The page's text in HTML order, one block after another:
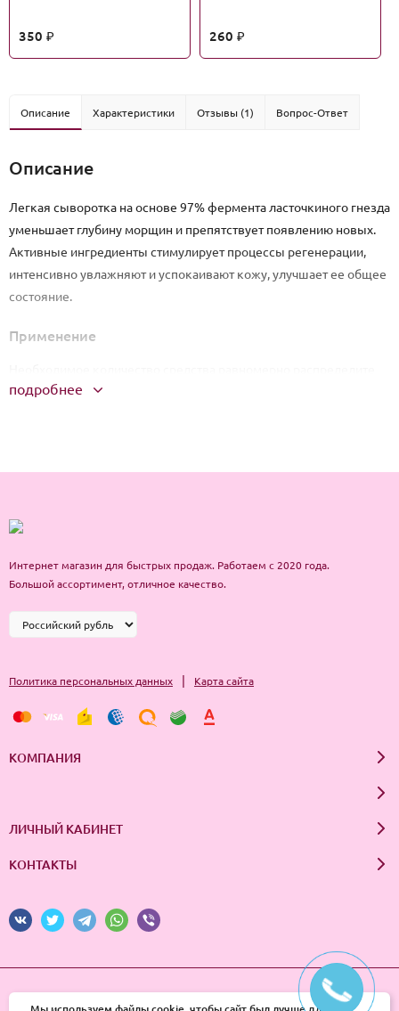
350 ₽ 260 ₽
Описание Характеристики Отзывы (1) Вопрос-Ответ
Описание
Легкая сыворотка на основе 97% фермента ласточкиного гнезда
уменьшает глубину морщин и препятствует появлению новых.
Активные ингредиенты стимулирует процессы регенерации,
интенсивно увлажняют и успокаивают кожу, улучшает ее общее
состояние.
Применение
на нужных участках кожи лица или шеи, избегая области
подробнее
Интернет магазин для быстрых продаж. Работаем с 2020 года.
Большой ассортимент, отличное качество.
Политика персональных данных | Карта сайта
КОМПАНИЯ
ЛИЧНЫЙ КАБИНЕТ
КОНТАКТЫ
© 2026 InSale. Все права защищены